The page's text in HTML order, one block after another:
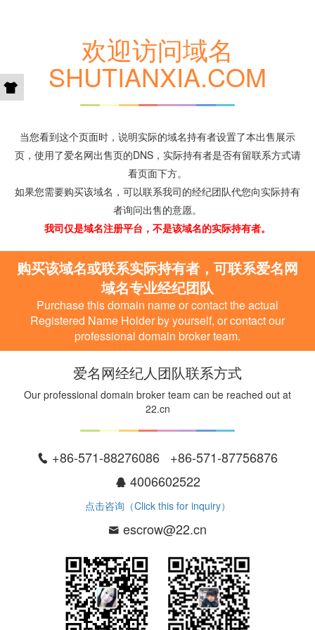
欢迎访问域名
SHUTIANXIA.COM
当您看到这个页面时，说明实际的域名持有者设置了本出售展示
页，使用了爱名网出售页的DNS，实际持有者是否有留联系方式请
看页面下方。
如果您需要购买该域名，可以联系我司的经纪团队代您向实际持有
者询问出售的意愿。
我司仅是域名注册平台，不是该域名的实际持有者。
购买该域名或联系实际持有者，可联系爱名网
域名专业经纪团队
Purchase this domain name or contact the actual
Registered Name Holder by yourself, or contact our
professional domain broker team.
爱名网经纪人团队联系方式
Our professional domain broker team can be reached out at
22.cn
+86-571-88276086 +86-571-87756876
4006602522
点击咨询（Click this for inquiry）
escrow@22.cn